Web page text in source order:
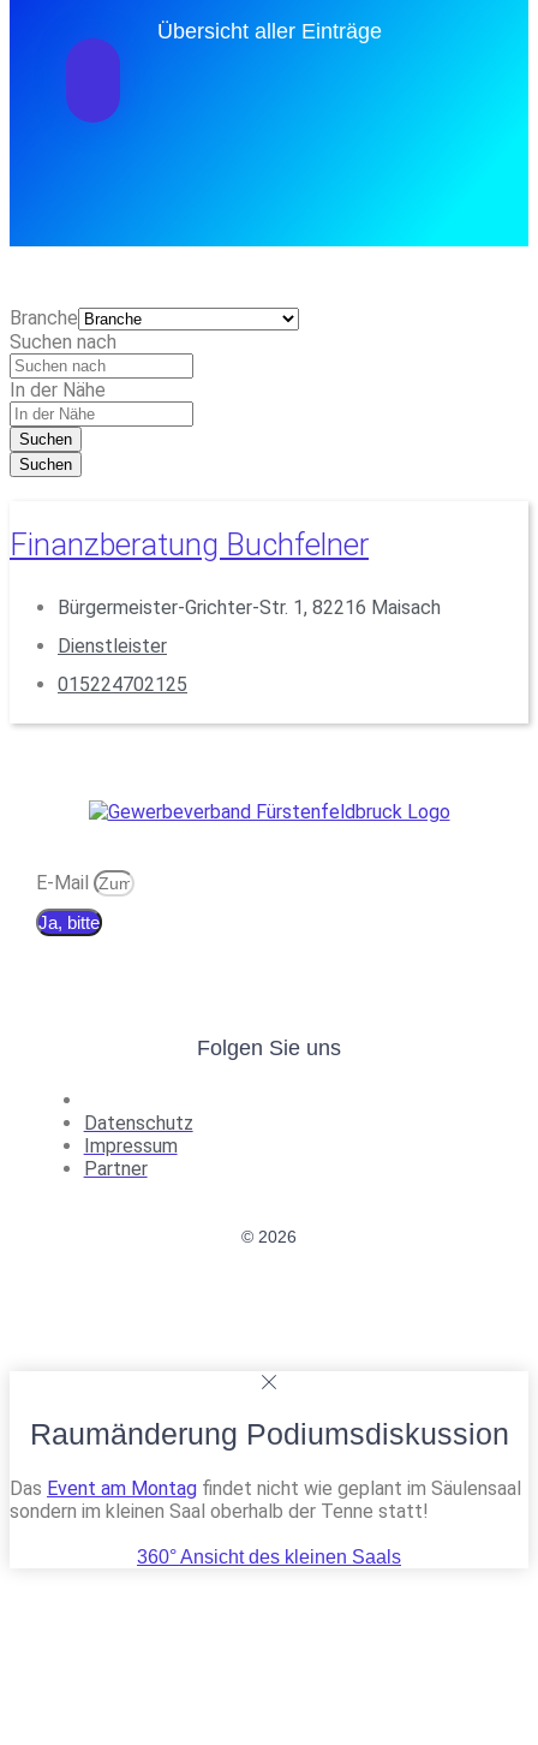
Übersicht aller Einträge
Branche
Suchen nach
In der Nähe
Suchen
Suchen
Finanzberatung Buchfelner
Bürgermeister-Grichter-Str. 1, 82216 Maisach
Dienstleister
015224702125
E-Mail
Ja, bitte
Folgen Sie uns
Datenschutz
Impressum
Partner
© 2026
Raumänderung Podiumsdiskussion
Das Event am Montag findet nicht wie geplant im Säulensaal
sondern im kleinen Saal oberhalb der Tenne statt!
360° Ansicht des kleinen Saals